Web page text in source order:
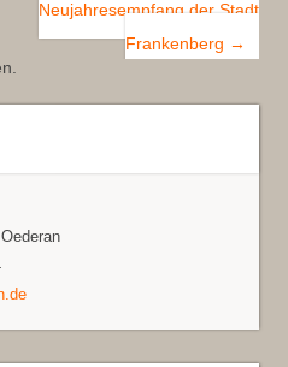
Neujahresempfang der Stadt
Frankenberg →